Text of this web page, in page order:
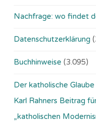
Nachfrage: wo findet
Datenschutzerklärung
Buchhinweise (3.095)
Der katholische
Karl Rahners Beitrag
„katholischen